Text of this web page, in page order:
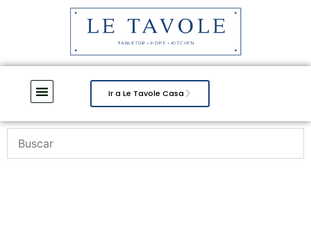
Ir a Le Tavole Casa